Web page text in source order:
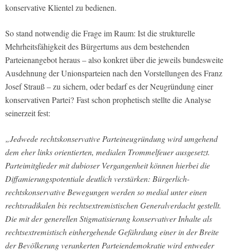
konservative Klientel zu bedienen.
So stand notwendig die Frage im Raum: Ist die strukturelle
Mehrheitsfähigkeit des Bürgertums aus dem bestehenden
Parteienangebot heraus – also konkret über die jeweils bundesweite
Ausdehnung der Unionsparteien nach den Vorstellungen des Franz
Josef Strauß – zu sichern, oder bedarf es der Neugründung einer
konservativen Partei? Fast schon prophetisch stellte die Analyse
seinerzeit fest:
„Jedwede rechtskonservative Parteineugründung wird umgehend
dem eher links orientierten, medialen Trommelfeuer ausgesetzt.
Parteimitglieder mit dubioser Vergangenheit können hierbei die
Diffamierungspotentiale deutlich verstärken: Bürgerlich-
rechtskonservative Bewegungen werden so medial unter einen
rechtsradikalen bis rechtsextremistischen Generalverdacht gestellt.
Die mit der generellen Stigmatisierung konservativer Inhalte als
rechtsextremistisch einhergehende Gefährdung einer in der Breite
der Bevölkerung verankerten Parteiendemokratie wird entweder